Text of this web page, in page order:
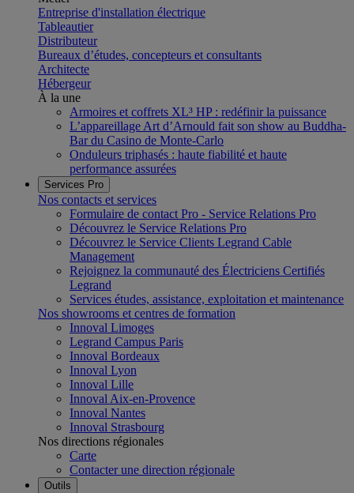
Entreprise d'installation électrique
Tableautier
Distributeur
Bureaux d’études, concepteurs et consultants
Architecte
Hébergeur
À la une
Armoires et coffrets XL³ HP : redéfinir la puissance
L’appareillage Art d’Arnould fait son show au Buddha-
Bar du Casino de Monte-Carlo
Onduleurs triphasés : haute fiabilité et haute
performance assurées
Services Pro
Nos contacts et services
Formulaire de contact Pro - Service Relations Pro
Découvrez le Service Relations Pro
Découvrez le Service Clients Legrand Cable
Management
Rejoignez la communauté des Électriciens Certifiés
Legrand
Services études, assistance, exploitation et maintenance
Nos showrooms et centres de formation
Innoval Limoges
Legrand Campus Paris
Innoval Bordeaux
Innoval Lyon
Innoval Lille
Innoval Aix-en-Provence
Innoval Nantes
Innoval Strasbourg
Nos directions régionales
Carte
Contacter une direction régionale
Outils